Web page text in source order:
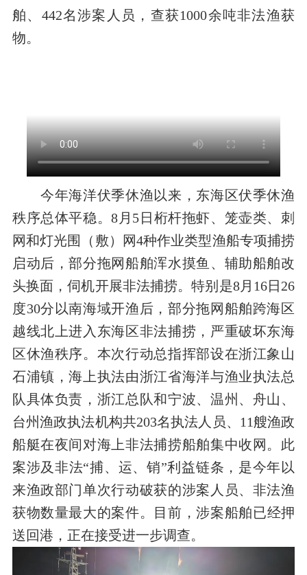
舶、442名涉案人员，查获1000余吨非法渔获
物。
今年海洋伏季休渔以来，东海区伏季休渔
秩序总体平稳。8月 5日桁杆拖虾、笼壶类、刺
网和灯光围（敷）网4种作业类型渔船专项捕捞
启动后，部分拖网船舶浑水摸鱼、辅助船舶改
头换面，伺机开展非法捕捞。特别是8月16日26
度30分以南海域开渔后，部分拖网船舶跨海区
越线北上进入东海区非法捕捞，严重破坏东海
区休渔秩序。 本次行动总指挥部设在浙江象山
石浦镇，海上执法由浙江省海洋与渔业执法总
队具体负责，浙江总队和宁波、温州、舟山、
台州渔政执法机构共203名执法人员、11艘渔政
船艇在夜间对海上非法捕捞船舶集中收网。 此
案涉及非法“捕、运、销”利益链条， 是今年以
来渔政部门单次行动破获的涉案人员、 非法渔
获物数量最大的案件。目前 ，涉案船舶已经押
送回港 ， 正在接受进一步调查。